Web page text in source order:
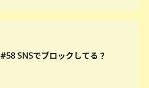
#58 SNSでブロックしてる？